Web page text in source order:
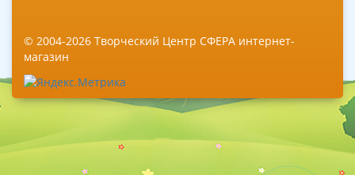
© 2004-2026 Творческий Центр СФЕРА интернет-
магазин